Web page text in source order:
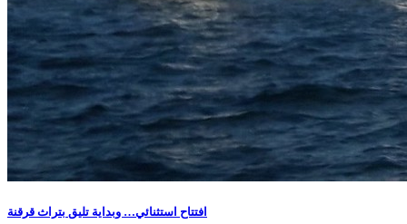
افتتاح استثنائي… وبداية تليق بتراث قرقنة